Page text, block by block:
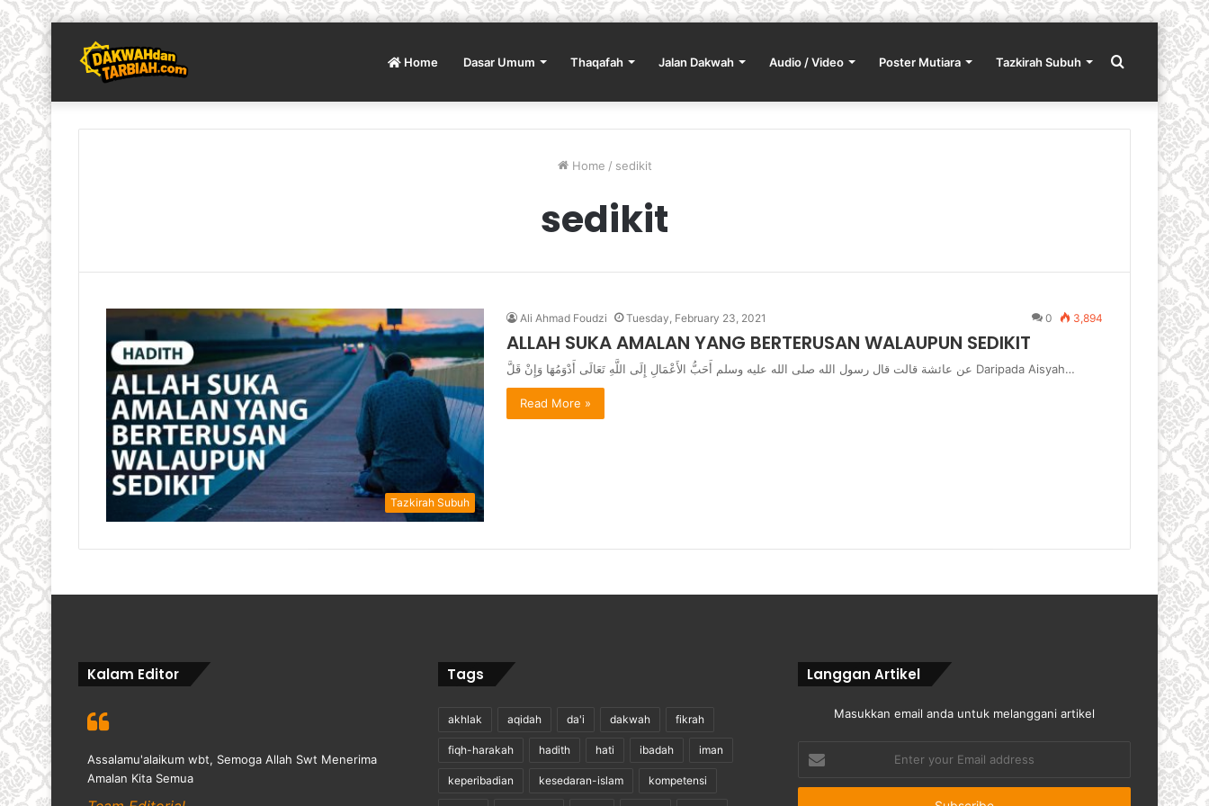
Home Dasar Umum Thaqafah Jalan Dakwah Audio / Video Poster Mutiara Tazkirah Subuh Search
Home / sedikit
sedikit
Tazkirah Subuh
Ali Ahmad Foudzi Tuesday, February 23, 2021 0 3,894
ALLAH SUKA AMALAN YANG BERTERUSAN WALAUPUN SEDIKIT
عن عائشة قالت قال رسول الله صلى الله عليه وسلم أَحَبُّ الأَعْمَالِ إِلَى اللَّهِ تَعَالَى أَدْوَمُهَا وَإِنْ قَلَّ Daripada Aisyah…
Read More »
Kalam Editor
Assalamu'alaikum wbt, Semoga Allah Swt Menerima
Amalan Kita Semua
Tags
akhlak aqidah da'i dakwah fikrah
fiqh-harakah hadith hati ibadah iman
keperibadian kesedaran-islam kompetensi
Langgan Artikel
Masukkan email anda untuk melanggani artikel
your
Email